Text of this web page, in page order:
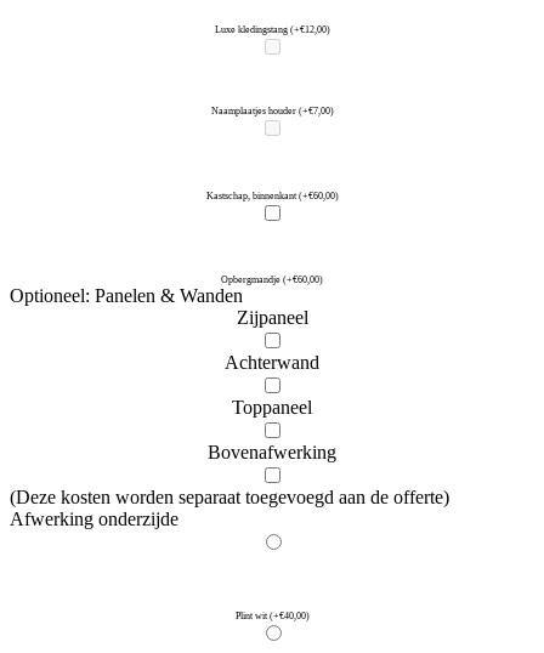
Luxe kledingstang (+€12,00)
Naamplaatjes houder (+€7,00)
Kastschap, binnenkant (+€60,00)
Opbergmandje (+€60,00)
Optioneel: Panelen & Wanden
Zijpaneel
Achterwand
Toppaneel
Bovenafwerking
(Deze kosten worden separaat toegevoegd aan de offerte)
Afwerking onderzijde
Plint wit (+€40,00)